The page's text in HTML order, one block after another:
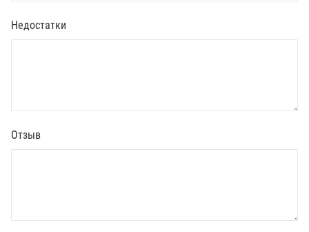
Недостатки
Отзыв